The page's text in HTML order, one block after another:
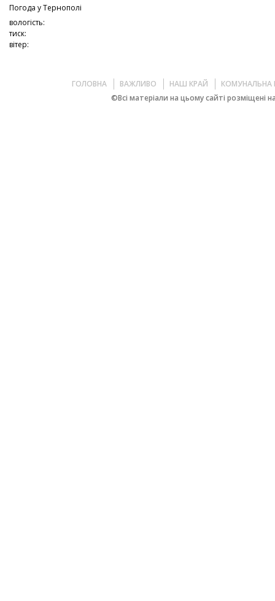
Погода уТернополі
вологість:
тиск:
вітер:
ГОЛОВНА ВАЖЛИВО НАШ КРАЙ
КОМУНАЛЬНА
©Всі матеріали на цьому сайті розміщені